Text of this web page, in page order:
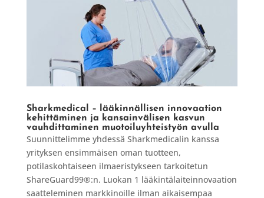
Sharkmedical – lääkinnällisen innovaation
kehittäminen ja kansainvälisen kasvun
vauhdittaminen muotoiluyhteistyön avulla
Suunnittelimme yhdessä Sharkmedicalin kanssa
yrityksen ensimmäisen oman tuotteen,
potilaskohtaiseen ilmaeristykseen tarkoitetun
ShareGuard99®:n. Luokan 1 lääkintälaiteinnovaation
saatteleminen markkinoille ilman aikaisempaa